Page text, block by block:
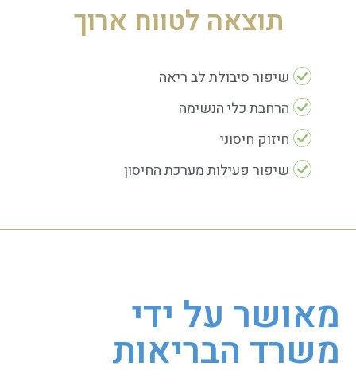
תוצאה לטווח ארוך
שיפור סיבולת לב ריאה
הרחבת כלי הנשימה
חיזוק חיסוני
שיפור פעילות מערכת החיסון
מאושר על ידי
משרד הבריאות